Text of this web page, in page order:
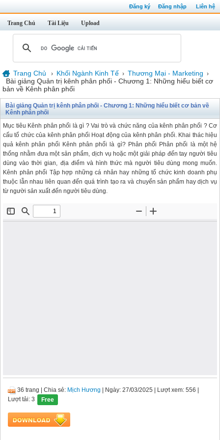
Đăng ký Đăng nhập Liên hệ
Trang Chủ Tài Liệu Upload
Trang Chủ › Khối Ngành Kinh Tế › Thương Mại - Marketing ›
Bài giảng Quản trị kênh phân phối - Chương 1: Những hiểu biết cơ
bản về Kênh phân phối
Bài giảng Quản trị kênh phân phối - Chương 1: Những hiểu biết cơ bản về
Kênh phân phối
Mục tiêu Kênh phân phối là gì ? Vai trò và chức năng của kênh phân phối ? Cơ
cấu tổ chức của kênh phân phối Hoạt động của kênh phân phối. Khai thác hiệu
quả kênh phân phối Kênh phân phối là gì? Phân phối Phân phối là một hệ
thống nhằm đưa một sản phẩm, dịch vụ hoặc một giải pháp đến tay người tiêu
dùng vào thời gian, địa điểm và hình thức mà người tiêu dùng mong muốn.
Kênh phân phối Tập hợp những cá nhân hay những tổ chức kinh doanh phụ
thuộc lẫn nhau liên quan đến quá trình tạo ra và chuyển sản phẩm hay dịch vụ
từ người sản xuất đến người tiêu dùng.
36 trang Chia sẻ: Mịch Hương | Ngày: 27/03/2025 | Lượt xem: 556
Lượt tải: 3
Free